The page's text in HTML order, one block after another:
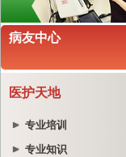
病友中心
医护天地
专业培训
专业知识